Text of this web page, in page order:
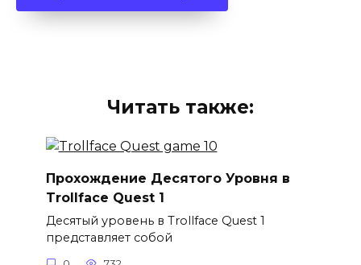
Читать также:
Прохождение Десятого Уровня в
Trollface Quest 1
Десятый уровень в Trollface Quest 1
представляет собой